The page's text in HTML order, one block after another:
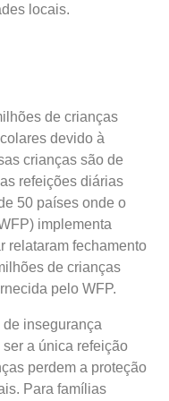
locais.
de crianças
devido à
crianças são de
refeições diárias
50 países onde o
implementa
relataram fechamento
de crianças
pelo WFP.
insegurança
a única refeição
perdem a proteção
Para famílias